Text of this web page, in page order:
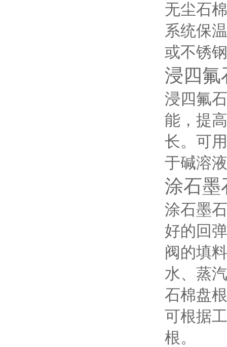
无尘石
系统保
或不锈
浸四氟
浸四氟
能，提
长。可
于碱溶
涂石墨
涂石墨
好的回
阀的填
水、蒸
石棉盘
可根据
根。